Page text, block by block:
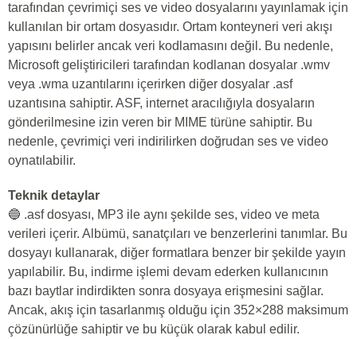
tarafından çevrimiçi ses ve video dosyalarını yayınlamak için
kullanılan bir ortam dosyasıdır. Ortam konteyneri veri akışı
yapısını belirler ancak veri kodlamasını değil. Bu nedenle,
Microsoft geliştiricileri tarafından kodlanan dosyalar .wmv
veya .wma uzantılarını içerirken diğer dosyalar .asf
uzantısına sahiptir. ASF, internet aracılığıyla dosyaların
gönderilmesine izin veren bir MIME türüne sahiptir. Bu
nedenle, çevrimiçi veri indirilirken doğrudan ses ve video
oynatılabilir.
Teknik detaylar
🔵 .asf dosyası, MP3 ile aynı şekilde ses, video ve meta
verileri içerir. Albümü, sanatçıları ve benzerlerini tanımlar. Bu
dosyayı kullanarak, diğer formatlara benzer bir şekilde yayın
yapılabilir. Bu, indirme işlemi devam ederken kullanıcının
bazı baytlar indirdikten sonra dosyaya erişmesini sağlar.
Ancak, akış için tasarlanmış olduğu için 352×288 maksimum
çözünürlüğe sahiptir ve bu küçük olarak kabul edilir.